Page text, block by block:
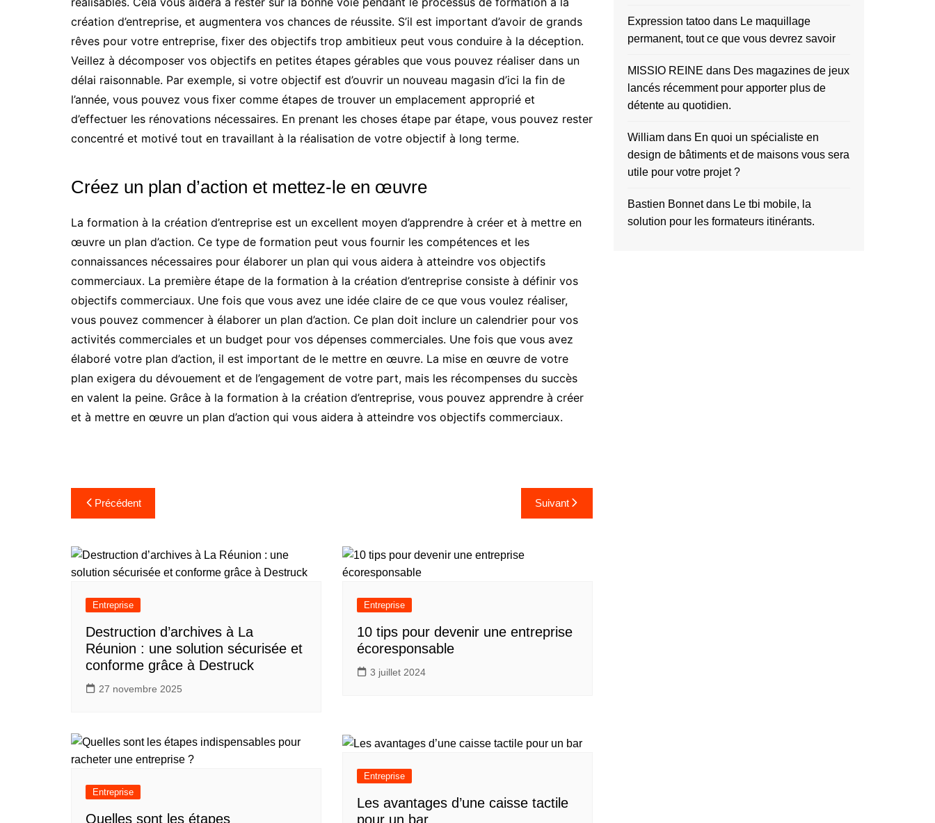
création d’entreprise, et augmentera vos chances de réussite. S’il est important d’avoir de grands
rêves pour votre entreprise, fixer des objectifs trop ambitieux peut vous conduire à la déception.
Veillez à décomposer vos objectifs en petites étapes gérables que vous pouvez réaliser dans un
délai raisonnable. Par exemple, si votre objectif est d’ouvrir un nouveau magasin d’ici la fin de
l’année, vous pouvez vous fixer comme étapes de trouver un emplacement approprié et
d’effectuer les rénovations nécessaires. En prenant les choses étape par étape, vous pouvez rester
concentré et motivé tout en travaillant à la réalisation de votre objectif à long terme.
Créez un plan d’action et mettez-le en œuvre
La formation à la création d’entreprise est un excellent moyen d’apprendre à créer et à mettre en
œuvre un plan d’action. Ce type de formation peut vous fournir les compétences et les
connaissances nécessaires pour élaborer un plan qui vous aidera à atteindre vos objectifs
commerciaux. La première étape de la formation à la création d’entreprise consiste à définir vos
objectifs commerciaux. Une fois que vous avez une idée claire de ce que vous voulez réaliser,
vous pouvez commencer à élaborer un plan d’action. Ce plan doit inclure un calendrier pour vos
activités commerciales et un budget pour vos dépenses commerciales. Une fois que vous avez
élaboré votre plan d’action, il est important de le mettre en œuvre. La mise en œuvre de votre
plan exigera du dévouement et de l’engagement de votre part, mais les récompenses du succès
en valent la peine. Grâce à la formation à la création d’entreprise, vous pouvez apprendre à créer
et à mettre en œuvre un plan d’action qui vous aidera à atteindre vos objectifs commerciaux.
Navigation
de
l’article
Précédent Suivant
Entreprise
Destruction d’archives à La
Réunion : une solution sécurisée et
conforme grâce à Destruck
27 novembre 2025
Entreprise
10 tips pour devenir une entreprise
écoresponsable
3 juillet 2024
Entreprise
Quelles sont les étapes
Entreprise
Les avantages d’une caisse tactile
pour un bar
Expression tatoo dans Le maquillage
permanent, tout ce que vous devrez savoir
MISSIO REINE dans Des magazines de jeux
lancés récemment pour apporter plus de
détente au quotidien.
William dans En quoi un spécialiste en
design de bâtiments et de maisons vous sera
utile pour votre projet ?
Bastien Bonnetdans Le tbi mobile, la
solution pour les formateurs itinérants.